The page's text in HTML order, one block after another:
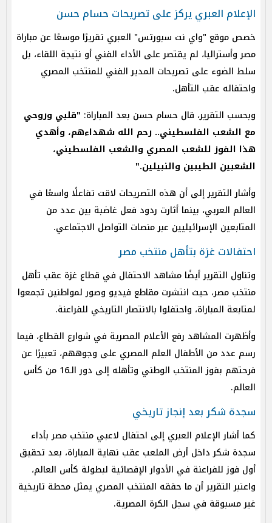
الإعلام العبري يركز على تصريحات حسام حسن
خصص موقع "واي نت سبورتس" العبري تقريرًا موسعًا عن مباراة
مصر وأستراليا، لم يقتصر على الأداء الفني أو نتيجة اللقاء، بل
سلط الضوء على تصريحات المدير الفني للمنتخب المصري
واحتفاله عقب التأهل.
وبحسب التقرير، قال حسام حسن بعد المباراة: "قلبي وروحي
مع الشعب الفلسطيني.. رحم الله شهداءهم، وأهدي
هذا الفوز للشعب المصري والشعب الفلسطيني،
الشعبين الطيبين والنبيلين."
وأشار التقرير إلى أن هذه التصريحات لاقت تفاعلًا واسعًا في
العالم العربي، بينما أثارت ردود فعل غاضبة بين عدد من
المتابعين الإسرائيليين عبر منصات التواصل الاجتماعي.
احتفالات غزة بتأهل منتخب مصر
وتناول التقرير أيضًا مشاهد الاحتفال في قطاع غزة عقب تأهل
منتخب مصر، حيث انتشرت مقاطع فيديو وصور لمواطنين تجمعوا
لمتابعة المباراة، واحتفلوا بالانتصار التاريخي للفراعنة.
وأظهرت المشاهد رفع الأعلام المصرية في شوارع القطاع، فيما
رسم عدد من الأطفال العلم المصري على وجوههم، تعبيرًا عن
فرحتهم بفوز المنتخب الوطني وتأهله إلى دور الـ16 من كأس
العالم.
سجدة شكر بعد إنجاز تاريخي
كما أشار الإعلام العبري إلى احتفال لاعبي منتخب مصر بأداء
سجدة شكر داخل أرض الملعب عقب نهاية المباراة، بعد تحقيق
أول فوز للفراعنة في الأدوار الإقصائية لبطولة كأس العالم،
واعتبر التقرير أن ما حققه المنتخب المصري يمثل محطة تاريخية
غير مسبوقة في سجل الكرة المصرية.